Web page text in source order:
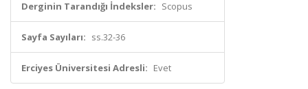
Derginin Tarandığı İndeksler: Scopus
Sayfa Sayıları: ss.32-36
Erciyes Üniversitesi Adresli: Evet